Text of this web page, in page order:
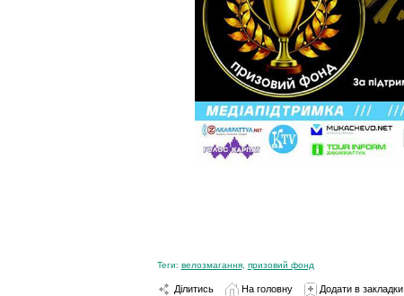
Теги: велозмагання, призовий фонд
Ділитись На головну Додати в закладки